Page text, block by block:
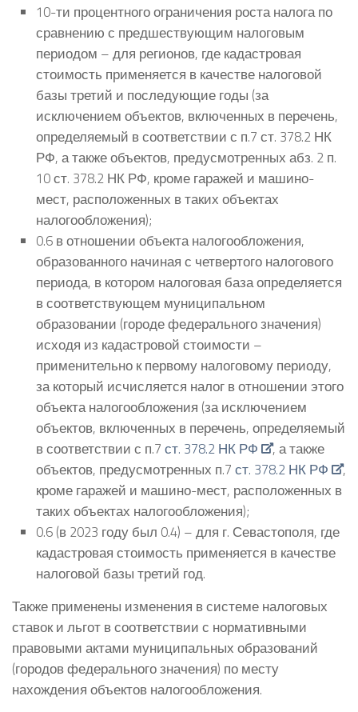
10-ти процентного ограничения роста налога по
сравнению с предшествующим налоговым
периодом – для регионов, где кадастровая
стоимость применяется в качестве налоговой
базы третий и последующие годы (за
исключением объектов, включенных в перечень,
определяемый в соответствии с п.7 ст. 378.2 НК
РФ, а также объектов, предусмотренных абз. 2 п.
10 ст. 378.2 НК РФ, кроме гаражей и машино-
мест, расположенных в таких объектах
налогообложения);
0.6 в отношении объекта налогообложения,
образованного начиная с четвертого налогового
периода, в котором налоговая база определяется
в соответствующем муниципальном
образовании (городе федерального значения)
исходя из кадастровой стоимости –
применительно к первому налоговому периоду,
за который исчисляется налог в отношении этого
объекта налогообложения (за исключением
объектов, включенных в перечень, определяемый
в соответствии с п.7 ст. 378.2 НК РФ
, а также
объектов, предусмотренных п.7 ст. 378.2 НК РФ
,
кроме гаражей и машино-мест, расположенных в
таких объектах налогообложения);
0.6 (в 2023 году был 0.4) – для г. Севастополя, где
кадастровая стоимость применяется в качестве
налоговой базы третий год.
Также применены изменения в системе налоговых
ставок и льгот в соответствии с нормативными
правовыми актами муниципальных образований
(городов федерального значения) по месту
нахождения объектов налогообложения.